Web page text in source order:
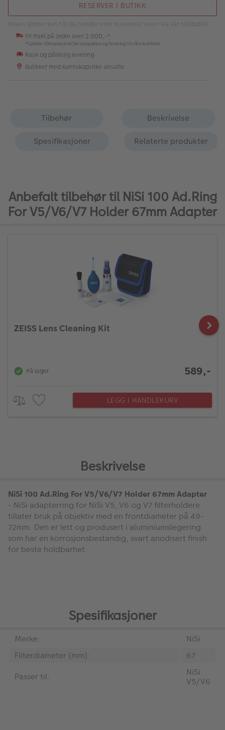
RESERVER I BUTIKK
Prisen gjelder kun når du handler eller reserverer varen via vår nettbutikk.
Fri frakt på ordre over 2 000,-*
*Gjelder Klimanøytral Servicepakke og levering til våre butikker
Rask og pålitelig levering
Butikker med kunnskapsrike ansatte
Tilbehør
Beskrivelse
Spesifikasjoner
Relaterte produkter
Anbefalt tilbehør til NiSi 100 Ad.Ring
For V5/V6/V7 Holder 67mm Adapter
ZEISS Lens Cleaning Kit
På lager 589,-
LEGG I HANDLEKURV
Beskrivelse
NiSi 100 Ad.Ring For V5/V6/V7 Holder 67mm Adapter
- NiSi adapterring for NiSi V5, V6 og V7 filterholdere
tillater bruk på objektiv med en frontdiameter på 49-
72mm. Den er lett og produsert i aluminiumslegering
som har en korrosjonsbestandig, svart anodisert finish
for beste holdbarhet.
Spesifikasjoner
Merke:
NiSi
Filterdiameter (mm):
67
Passer til:
NiSi
V5/V6